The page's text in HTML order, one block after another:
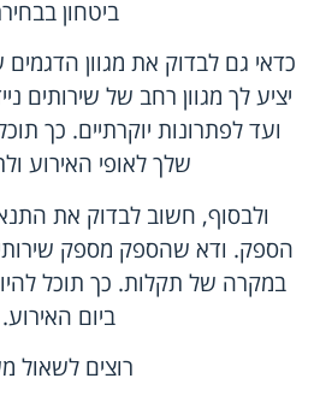
ביטחון
כדאי גם לבדוק את מגוון
יציע לך מגוון רחב של שירותים
ועד לפתרונות יוקרתיים. כך
שלך לאופי האירוע
ולבסוף, חשוב לבדוק את
הספק. ודא שהספק מספק שירותי
במקרה של תקלות. כך תוכל
ביום
רוצים לשאול